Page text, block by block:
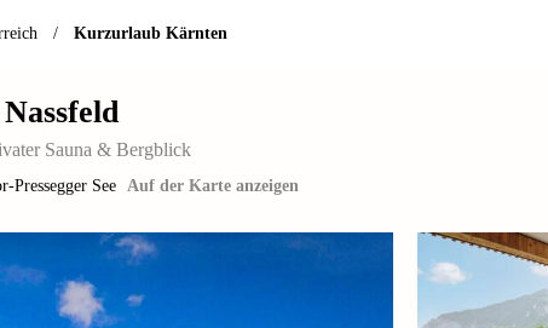
/ Kurzurlaub Kärnten
Sauna & Bergblick
Pressegger See Auf der Karte anzeigen